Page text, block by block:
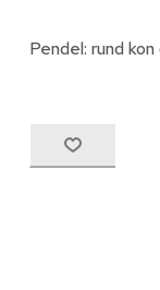
Pendel: rund